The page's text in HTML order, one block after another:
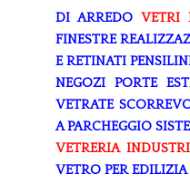
DI ARREDO VETRI
FINESTRE
E RETINATI
NEGOZI PORTE
VETRATE
A PARCHEGGIO
VETRERIA
VETRO PER EDILIZIA